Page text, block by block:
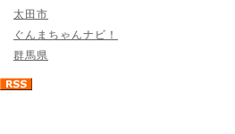
太田市
ぐんまちゃんナビ！
群馬県